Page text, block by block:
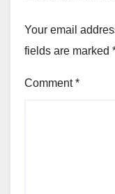
Your email
fields are marked
Comment*